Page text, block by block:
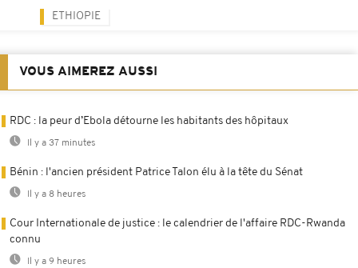
ETHIOPIE
VOUS AIMEREZ AUSSI
RDC : la peur d’Ebola détourne les habitants des hôpitaux
Il y a 37 minutes
Bénin : l'ancien président Patrice Talon élu à la tête du Sénat
Il y a 8 heures
Cour Internationale de justice : le calendrier de l'affaire RDC-Rwanda
connu
Il y a 9 heures